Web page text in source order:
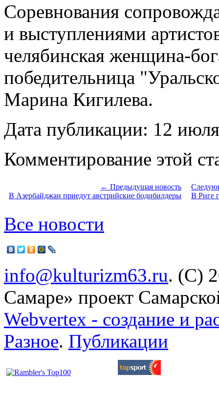
Соревнования
и выступлениями
челябинская женщина-
победительница
Марина Кигилева.
Дата публикации: 12
Комментирование этой
← Предыдущая новость
В Азербайджан приедут австрийские бодибилдеры
В Риге
Все новости
info@kulturizm63.ru. (C)
Самаре» проект
Webvertex - создание и
Разное. Публикации